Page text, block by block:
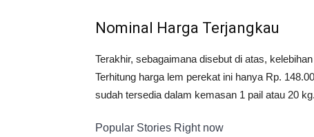
Nominal Harga Terjangkau
Terakhir, sebagaimana disebut di atas,
Terhitung harga lem perekat ini hanya Rp.
sudah tersedia dalam kemasan 1 pail atau 20 kg.
Popular Stories Right now